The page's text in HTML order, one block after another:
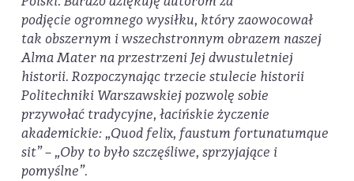
podjęcieogromnego wysiłku, który zaowocował
tak obszernym i wszechstronnym obrazem naszej
Alma Mater na przestrzeni Jej dwustuletniej
historii. Rozpoczynając trzecie stulecie historii
Politechniki Warszawskiej pozwolę sobie
przywołać tradycyjne, łacińskie życzenie
akademickie: „Quod felix, faustum fortunatumque
sit” – „Oby to było szczęśliwe, sprzyjające i
pomyślne”.